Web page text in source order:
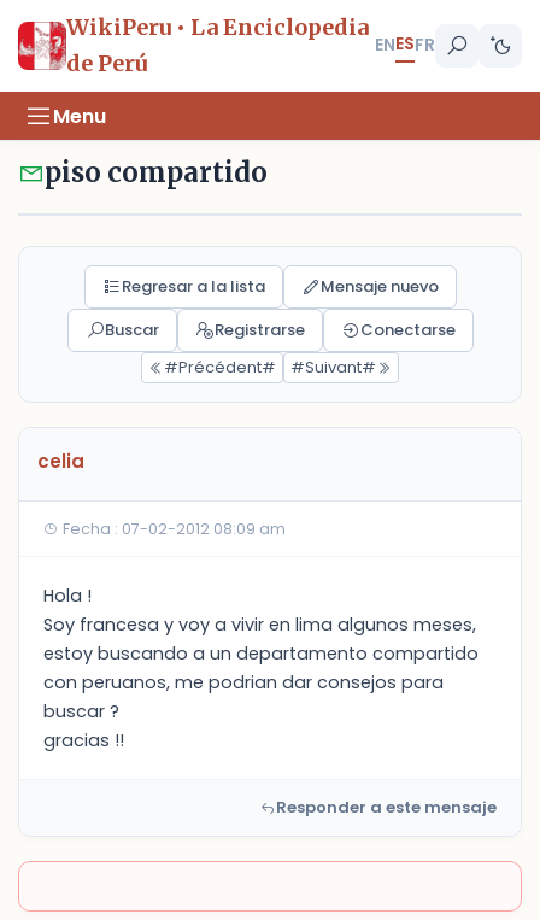
WikiPeru • La Enciclopedia
de Perú
ENESFR
Menu
piso compartido
Regresar a la lista
Mensaje nuevo
Buscar
Registrarse
Conectarse
#Précédent#
#Suivant#
celia
Fecha : 07-02-2012 08:09 am
Hola !
Soy francesa y voy a vivir en lima algunos meses,
estoy buscando a un departamento compartido
con peruanos, me podrian dar consejos para
buscar ?
gracias !!
Responder a este mensaje